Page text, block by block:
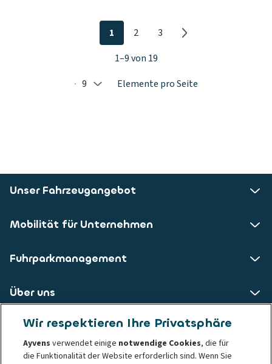
Selected: 9
9 Elemente pro Seite
1 2
3
1–9 von 19
Unser Fahrzeugangebot
Mobilität für Unternehmen
Fuhrparkmanagement
Über uns
ALD AutoLeasing D GmbH
Nedderfeld 95
Wir respektieren Ihre Privatsphäre
Ayvens verwendet einige notwendige Cookies, die für
die Funktionalität der Website erforderlich sind. Wenn Sie